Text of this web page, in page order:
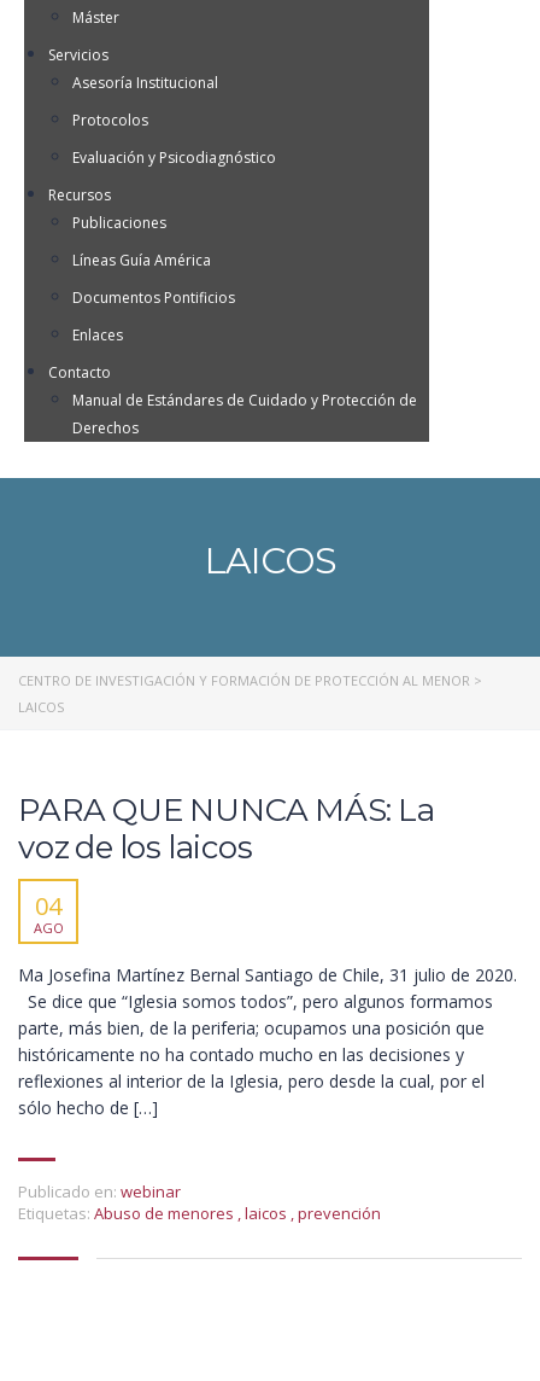
Máster
Servicios
Asesoría Institucional
Protocolos
Evaluación y Psicodiagnóstico
Recursos
Publicaciones
Líneas Guía América
Documentos Pontificios
Enlaces
Contacto
Manual de Estándares de Cuidado y Protección de
Derechos
LAICOS
CENTRO DE INVESTIGACIÓN Y FORMACIÓN DE PROTECCIÓN AL MENOR >
LAICOS
PARA QUE NUNCA MÁS: La
voz de los laicos
04
AGO
Ma Josefina Martínez Bernal Santiago de Chile, 31 julio de 2020.
Se dice que “Iglesia somos todos”, pero algunos formamos
parte, más bien, de la periferia; ocupamos una posición que
históricamente no ha contado mucho en las decisiones y
reflexiones al interior de la Iglesia, pero desde la cual, por el
sólo hecho de […]
Publicado en: webinar
Etiquetas: Abuso de menores ,laicos ,prevención